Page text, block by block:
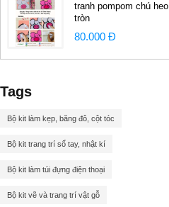
tranh pompom chú heo
tròn
80.000 Đ
Tags
Bộ kit làm kẹp, băng đô, cột tóc
Bộ kit trang trí sổ tay, nhật kí
Bộ kit làm túi đựng điện thoại
Bộ kit vẽ và trang trí vật gỗ